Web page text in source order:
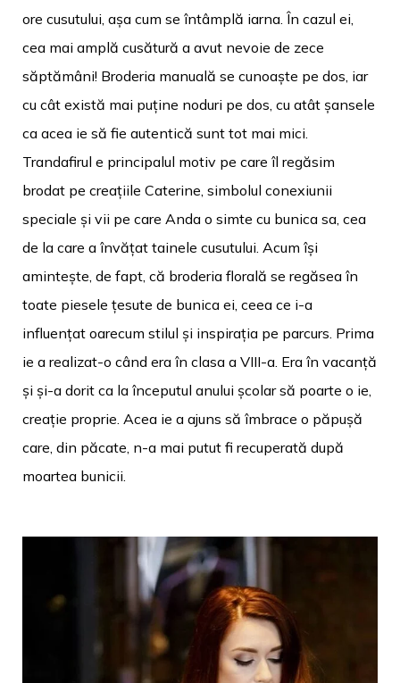
ore cusutului, așa cum se întâmplă iarna. În cazul ei,
cea mai amplă cusătură a avut nevoie de zece
săptămâni! Broderia manuală se cunoaște pe dos, iar
cu cât există mai puține noduri pe dos, cu atât șansele
ca acea ie să fie autentică sunt tot mai mici.
Trandafirul e principalul motiv pe care îl regăsim
brodat pe creațiile Caterine, simbolul conexiunii
speciale și vii pe care Anda o simte cu bunica sa, cea
de la care a învățat tainele cusutului. Acum își
amintește, de fapt, că broderia florală se regăsea în
toate piesele țesute de bunica ei, ceea ce i-a
influențat oarecum stilul și inspirația pe parcurs. Prima
ie a realizat-o când era în clasa a VIII-a. Era în vacanță
și și-a dorit ca la începutul anului școlar să poarte o ie,
creație proprie. Acea ie a ajuns să îmbrace o păpușă
care, din păcate, n-a mai putut fi recuperată după
moartea bunicii.